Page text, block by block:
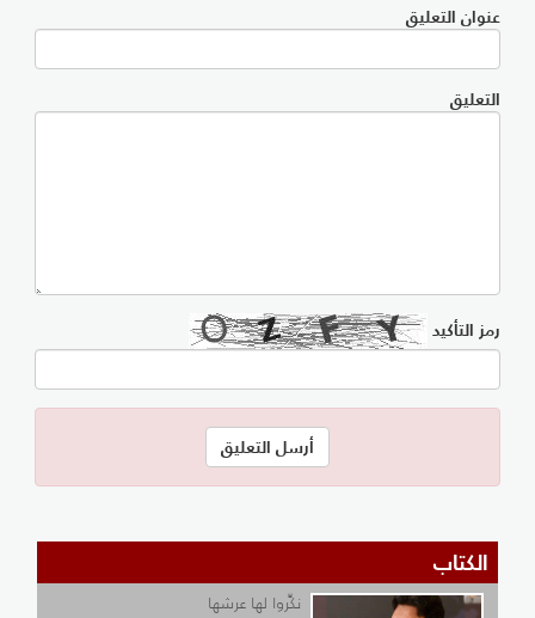
عنوان التعليق
التعليق
رمز التأكيد
الكتاب
نكِّروا لها عرشها